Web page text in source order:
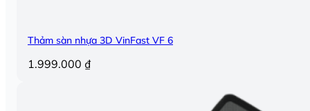
Thảm sàn nhựa 3D VinFast VF 6
1.999.000 ₫